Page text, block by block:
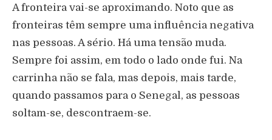
A fronteira vai-se aproximando. Noto que as
fronteiras têm sempre uma influência negativa
nas pessoas. A sério. Há uma tensão muda.
Sempre foi assim, em todo o lado onde fui. Na
carrinha não se fala, mas depois, mais tarde,
quando passamos para o Senegal, as pessoas
soltam-se, descontraem-se.